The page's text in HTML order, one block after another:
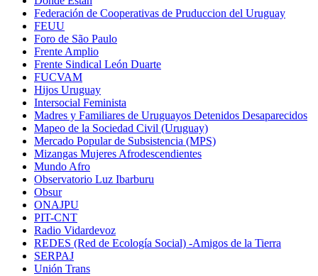
Federación de Cooperativas de Pruduccion del Uruguay
FEUU
Foro de São Paulo
Frente Amplio
Frente Sindical León Duarte
FUCVAM
Hijos Uruguay
Intersocial Feminista
Madres y Familiares de Uruguayos Detenidos Desaparecidos
Mapeo de la Sociedad Civil (Uruguay)
Mercado Popular de Subsistencia (MPS)
Mizangas Mujeres Afrodescendientes
Mundo Afro
Observatorio Luz Ibarburu
Obsur
ONAJPU
PIT-CNT
Radio Vidardevoz
REDES (Red de Ecología Social) -Amigos de la Tierra
SERPAJ
Unión Trans